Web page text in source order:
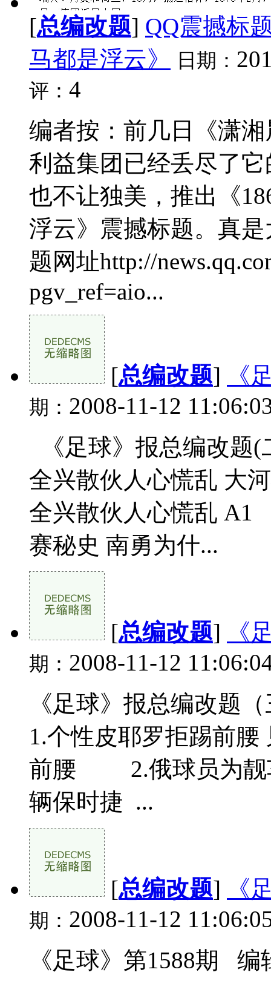
[总编改题] QQ震撼标
马都是浮云》
日期：
评： 4
编者按：前几日《潇
利益集团已经丢尽了
也不让独美，推出《
浮云》震撼标题。真
题网址http://
pgv_ref=aio...
[总编改题] 《
期： 2008-11-12
《足球》报总编改
全兴散伙人心慌乱 大
全兴散伙人心慌乱
赛秘史 南勇为什...
[总编改题] 《
期： 2008-11-12
《足球》报总编改题
1.个性皮耶罗拒踢前腰
前腰 2.俄球员为靓
辆保时捷 ...
[总编改题] 《
期： 2008-11-12
《足球》第1588期